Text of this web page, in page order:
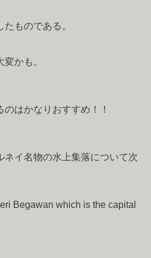
ものである。
かも。
はかなりおすすめ！！
ネイ名物の水上集落について次
Begawan which is the capital